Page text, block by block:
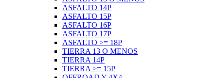
ASFALTO 14P
ASFALTO 15P
ASFALTO 16P
ASFALTO 17P
ASFALTO >= 18P
TIERRA 13 O MENOS
TIERRA 14P
TIERRA >= 15P